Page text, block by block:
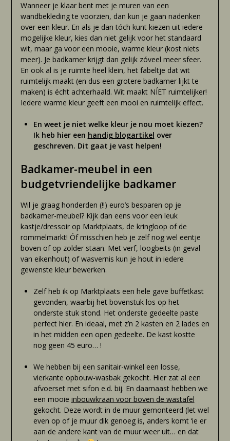
Wanneer je klaar bent met je muren van een
wandbekleding te voorzien, dan kun je gaan nadenken
over een kleur. En als je dan tóch kunt kiezen uit iedere
mogelijke kleur, kies dan niet gelijk voor het standaard
wit, maar ga voor een mooie, warme kleur (kost niets
meer). Je badkamer krijgt dan gelijk zóveel meer sfeer.
En ook al is je ruimte heel klein, het fabeltje dat wit
ruimtelijk maakt (en dus een grotere badkamer lijkt te
maken) is écht achterhaald. Wit maakt NÍET ruimtelijker!
Iedere warme kleur geeft een mooi en ruimtelijk effect.
En weet je niet welke kleur je nou moet kiezen?
Ik heb hier een handig blogartikel over
geschreven. Dit gaat je vast helpen!
Badkamer-meubel in een
budgetvriendelijke badkamer
Wil je graag honderden (!!) euro’s besparen op je
badkamer-meubel? Kijk dan eens voor een leuk
kastje/dressoir op Marktplaats, de kringloop of de
rommelmarkt! Óf misschien heb je zelf nog wel eentje
boven of op zolder staan. Met verf, loogbeits (in geval
van eikenhout) of wasvernis kun je hout in iedere
gewenste kleur bewerken.
Zelf heb ik op Marktplaats een hele gave buffetkast
gevonden, waarbij het bovenstuk los op het
onderste stuk stond. Het onderste gedeelte paste
perfect hier. En ideaal, met z’n 2 kasten en 2 lades en
in het midden een open gedeelte. De kast kostte
nog geen 45 euro… !
We hebben bij een sanitair-winkel een losse,
vierkante opbouw-wasbak gekocht. Hier zat al een
afvoerset met sifon e.d. bij. En daarnaast hebben we
een mooie inbouwkraan voor boven de wastafel
gekocht. Deze wordt in de muur gemonteerd (let wel
even op of je muur dik genoeg is, anders komt ‘ie er
aan de andere kant van de muur weer uit… en dat